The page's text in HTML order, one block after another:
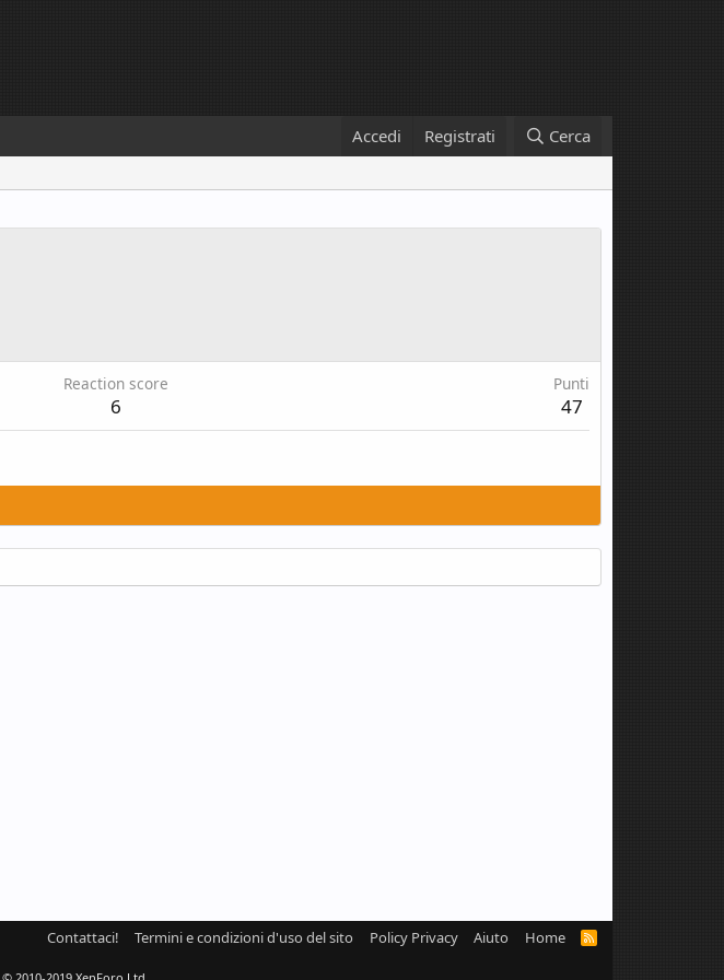
Accedi Registrati Cerca
Reaction score
6
Punti
47
Contattaci! Termini e condizioni d'uso del sito Policy Privacy Aiuto Home
R